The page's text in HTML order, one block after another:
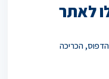
לאתר
הכריכה